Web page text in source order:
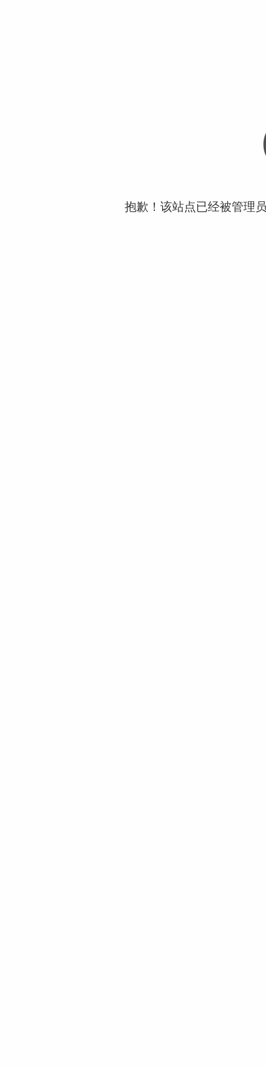
抱歉！该站点已经被管理